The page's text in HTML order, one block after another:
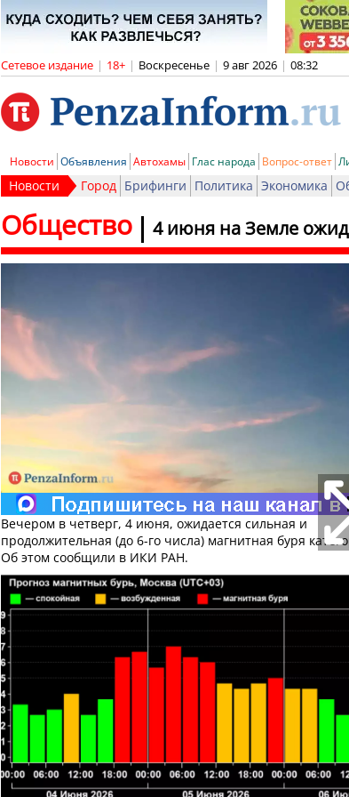
Сетевое издание | 18+ | Воскресенье | 9 авг 2026 | 08:32
Новости Объявления Автохамы Глас народа Вопрос-ответ
Новости Город Брифинги Политика Экономика
4 июня на Земле
Общество
Вечером в четверг, 4 июня, ожидается сильная и
продолжительная (до 6-го числа) магнитная буря
Об этом сообщили в ИКИ РАН.